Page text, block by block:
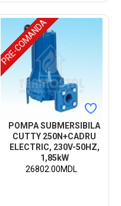
PRE-COMANDA
POMPA SUBMERSIBILA
CUTTY 250N+CADRU
ELECTRIC, 230V-50HZ,
1,85kW
26802.00MDL